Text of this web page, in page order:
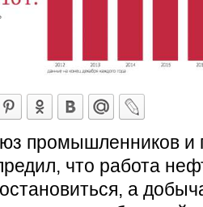
промышленников и
что работа
а